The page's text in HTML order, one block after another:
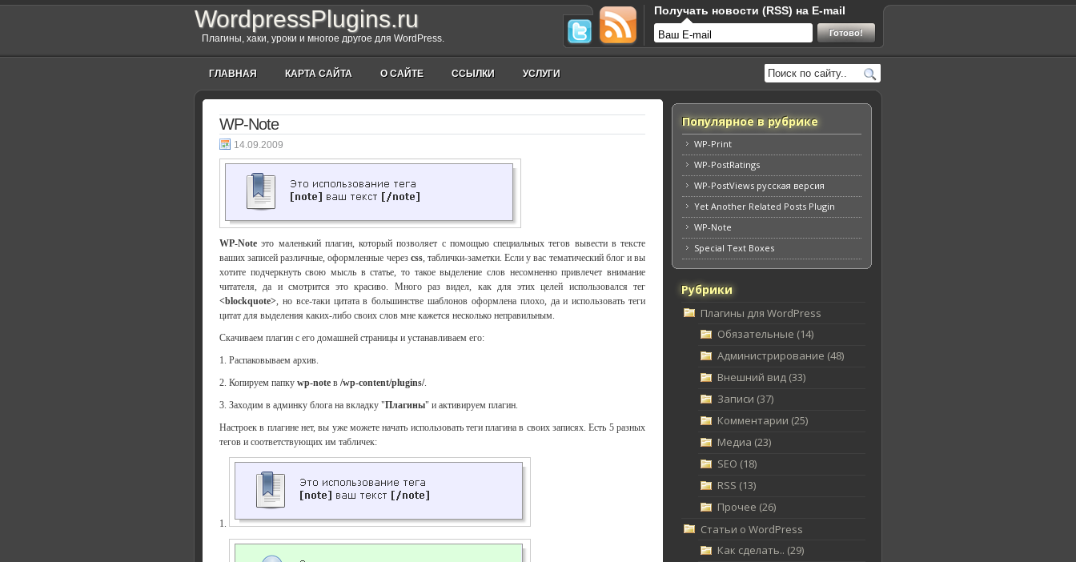
WordpressPlugins.ru
Плагины, хаки, уроки и многое другое для WordPress.
ГЛАВНАЯ КАРТА САЙТА О САЙТЕ ССЫЛКИ УСЛУГИ
Получать новости (RSS) на E-mail
WP-Note
14.09.2009
WP-Note это маленький плагин, который позволяет с помощью специальных тегов вывести в тексте
ваших записей различные, оформленные через css, таблички-заметки. Если у вас тематический блог и вы
хотите подчеркнуть свою мысль в статье, то такое выделение слов несомненно привлечет внимание
читателя, да и смотрится это красиво. Много раз видел, как для этих целей использовался тег
<blockquote>, но все-таки цитата в большинстве шаблонов оформлена плохо, да и использовать теги
цитат для выделения каких-либо своих слов мне кажется несколько неправильным.
Скачиваем плагин с его домашней страницы и устанавливаем его:
1. Распаковываем архив.
2. Копируем папку wp-note в /wp-content/plugins/.
3. Заходим в админку блога на вкладку "Плагины" и активируем плагин.
Настроек в плагине нет, вы уже можете начать использовать теги плагина в своих записях. Есть 5 разных
тегов и соответствующих им табличек:
1.
Популярное в рубрике
WP-Print
WP-PostRatings
WP-PostViews русская версия
Yet Another Related Posts Plugin
WP-Note
Special Text Boxes
Рубрики
Плагины для WordPress
Обязательные (14)
Администрирование (48)
Внешний вид (33)
Записи (37)
Комментарии (25)
Медиа (23)
SEO (18)
RSS (13)
Прочее (26)
Статьи о WordPress
Как сделать.. (29)